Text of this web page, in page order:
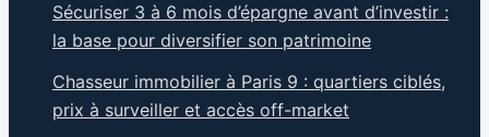
Sécuriser 3 à 6 mois d’épargne avant d’investir :
la base pour diversifier son patrimoine
Chasseur immobilier à Paris 9 : quartiers ciblés,
prix à surveiller et accès off-market